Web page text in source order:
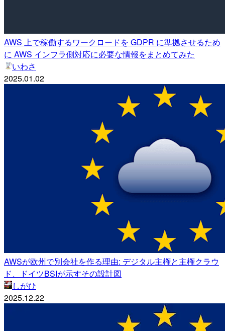
AWS 上で稼働するワークロードを GDPR に準拠させるため
に AWS インフラ側対応に必要な情報をまとめてみた
いわさ
2025.01.02
AWSが欧州で別会社を作る理由: デジタル主権と主権クラウ
ド、ドイツBSIが示すその設計図
しがひ
2025.12.22